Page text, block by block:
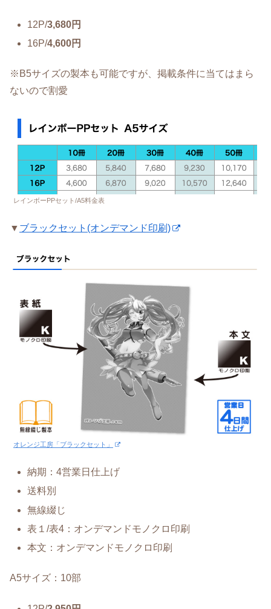
12P/3,680円
16P/4,600円
※B5サイズの製本も可能ですが、掲載条件に当てはまら
ないので割愛
レインボーPPセット/A5料金表
▼ ブラックセット(オンデマンド印刷)
オレンジ工房「ブラックセット」
納期：4営業日仕上げ
送料別
無線綴じ
表１/表4：オンデマンドモノクロ印刷
本文：オンデマンドモノクロ印刷
A5サイズ：10部